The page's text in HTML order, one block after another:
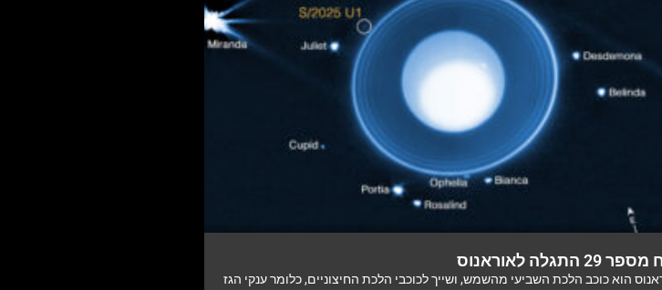
29 התגלה לאוראנוס
הוא כוכב הלכת השביעי מהשמש, ושייך לכוכבי הלכת החיצוניים, כלומר ענקי הגז